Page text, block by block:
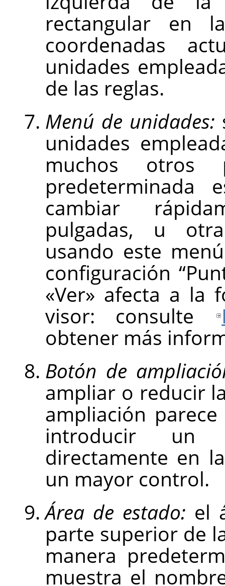
rectangular en
coordenadas
unidades
de las reglas.
Menú de unidades:
unidades
muchos otros
cambiar
pulgadas, u
usando este
configuración “
«Ver» afecta a la
visor: consulte
obtener más
Botón de
ampliar o reducir
ampliación
introducir un
directamente en
un mayor control.
Área de estado: el
parte superior de
manera
muestra el